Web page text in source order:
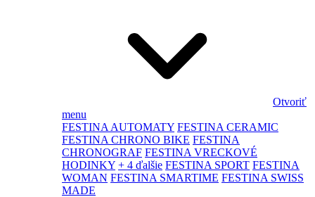
Otvoriť
menu
FESTINA AUTOMATY FESTINA CERAMIC
FESTINA CHRONO BIKE FESTINA
CHRONOGRAF FESTINA VRECKOVÉ
HODINKY + 4 ďalšie FESTINA SPORT FESTINA
WOMAN FESTINA SMARTIME FESTINA SWISS
MADE